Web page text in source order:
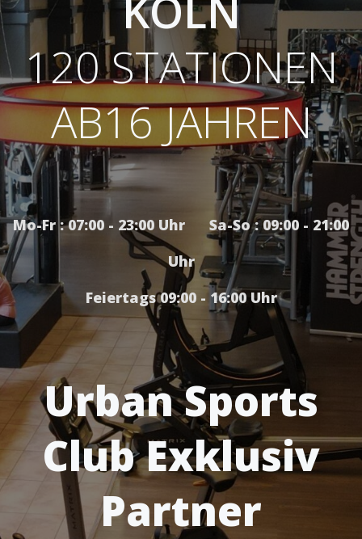
120 STATIONEN
AB16 JAHREN
Mo-Fr : 07:00 - 23:00 Uhr Sa-So : 09:00 - 21:00
Uhr
Feiertags 09:00 - 16:00 Uhr
Urban Sports
Club Exklusiv
Partner